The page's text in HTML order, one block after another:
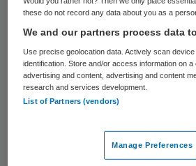
kabinet in de begroting van
volgend jaar. Het plan voor
structuur wordt voor de
gepresenteerd.
Belangrijke basis van het
these do not record any data about you as a
We and our partners process data
Use precise geolocation data. Actively scan
identification. Store and/or access information on
advertising and content, advertising and content
research and services development.
List of Partners (vendors)
Manage Preferences